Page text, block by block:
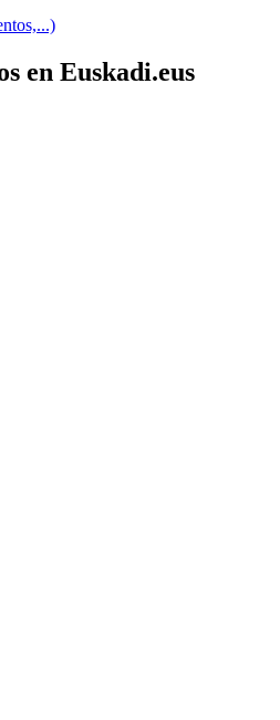
en Euskadi.eus